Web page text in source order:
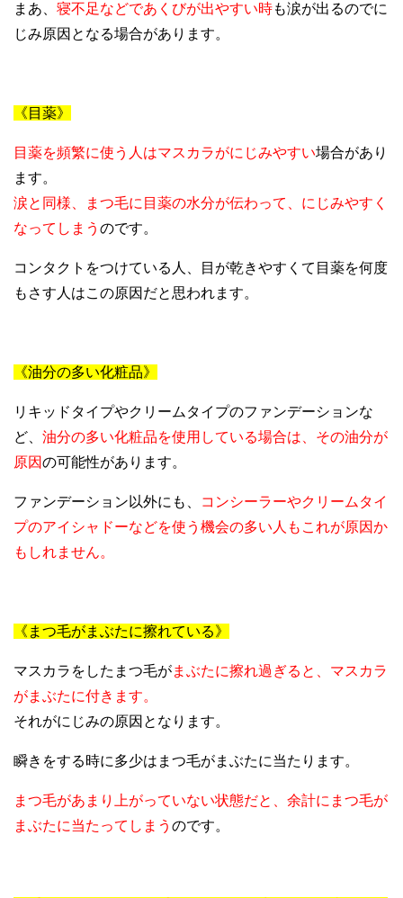
まあ、 寝不足などであくびが出やすい時も涙が出るのでに
じみ原因となる場合があります。
《目薬》
目薬を頻繁に使う人はマスカラがにじみやすい場合があり
ます。
涙と同様、まつ毛に目薬の水分が伝わって、にじみやすく
なってしまう のです。
コンタクトをつけている人、目が乾きやすくて目薬を何度
もさす人はこの原因だと思われます。
《油分の多い化粧品》
リキッドタイプやクリームタイプのファンデーションな
ど、 油分の多い化粧品を使用している場合は、その油分が
原因の可能性があります。
ファンデーション以外にも、
コンシーラーやクリームタイ
プのアイシャドーなどを使う機会の多い人もこれが原因か
もしれません。
《まつ毛がまぶたに擦れている》
マスカラをしたまつ毛がまぶたに擦れ過ぎると、マスカラ
がまぶたに付きます。
それがにじみの原因となります。
瞬きをする時に多少はまつ毛がまぶたに当たります。
まつ毛があまり上がっていない状態だと、余計にまつ毛が
まぶたに当たってしまう のです。